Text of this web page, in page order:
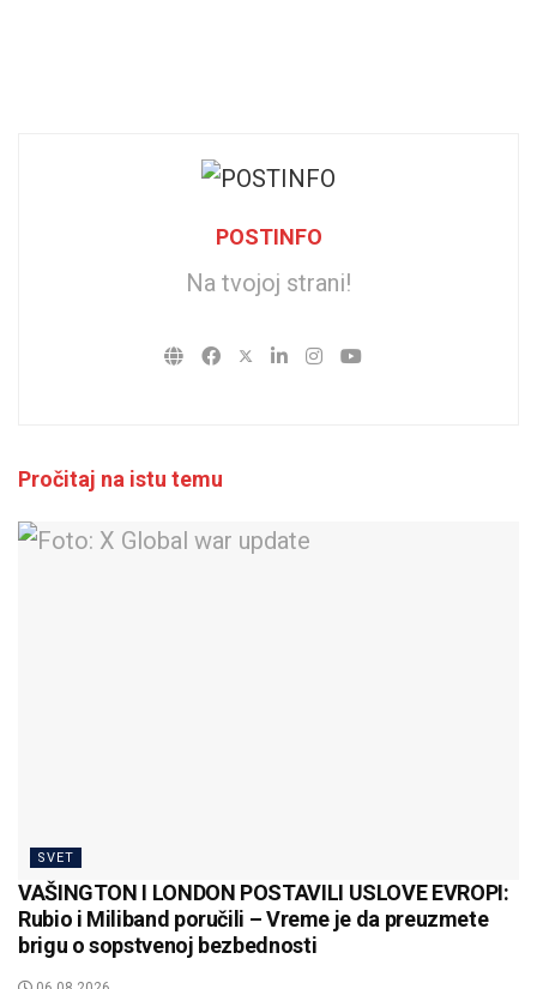
POSTINFO
Na tvojoj strani!
Pročitaj na istu temu
SVET
VAŠINGTON I LONDON POSTAVILI USLOVE EVROPI:
Rubio i Miliband poručili – Vreme je da preuzmete
brigu o sopstvenoj bezbednosti